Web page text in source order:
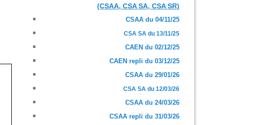
(CSAA, CSA SA, CSA SR)
CSAA du 04/11/25
CSA SA du 13/11/25
CAEN du 02/12/25
CAEN repli du 03/12/25
CSAA du 29/01/26
CSA SA du 12/03/26
CSAA du 24/03/26
CSAA repli du 31/03/26